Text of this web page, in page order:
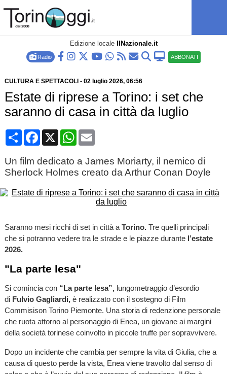
Edizione locale IlNazionale.it
Radio ABBONATI
CULTURA E SPETTACOLI - 02 luglio 2026, 06:56
Estate di riprese a Torino: i set che
saranno di casa in città da luglio
CondividiFacebook
X WhatsApp
Email
Un film dedicato a James Moriarty, il nemico di
Sherlock Holmes creato da Arthur Conan Doyle
Saranno mesi ricchi di set in città aTorino.Tre quelli principali
che si potranno vedere tra le strade e le piazze durantel’estate
2026.
"La parte lesa"
Si comincia con “La parte lesa”,lungometraggio d’esordio
di Fulvio Gagliardi, è realizzato con il sostegno di Film
Commisison Torino Piemonte. Una storia di redenzione personale
che ruota attorno al personaggio di Enea, un giovane ai margini
della società torinese coinvolto in piccole truffe per sopravvivere.
Dopo un incidente che cambia per sempre la vita di Giulia, che a
causa di questo perde la vista, Enea viene travolto dal senso di